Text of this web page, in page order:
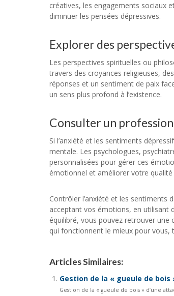
créatives, les engagements sociaux
diminuer les pensées dépressives.
Explorer des
Les perspectives spirituelles ou
travers des croyances religieuses,
réponses et un sentiment de paix
un sens plus profond à l’existence.
Consulter un
Si l’anxiété et les sentiments
mentale. Les psychologues,
personnalisées pour gérer ces
émotionnel et améliorer votre qualité
Contrôler l’anxiété et les sentiments
acceptant vos émotions, en utilisant
équilibré, vous pouvez retrouver
qui fonctionnent le mieux pour vous,
Articles Similaires:
Gestion de la « gueule de bois
Gestion de la « gueule de bois » d’une